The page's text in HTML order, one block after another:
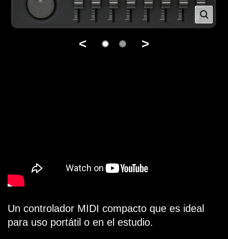
< >
Un controlador MIDI compacto que es ideal
para uso portátil o en el estudio.